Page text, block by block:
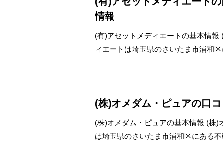
情報
(有)アセットメディエートの基本情報
ィエートは埼玉県のさいたま市浦和
(株)オメダム・ピュアの口
(株)オメダム・ピュアの基本情報 (株)
は埼玉県のさいたま市浦和区にある